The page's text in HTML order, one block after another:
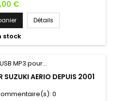
question !
€
Détails
stock
SUZUKI AERIO DEPUIS 2001
0